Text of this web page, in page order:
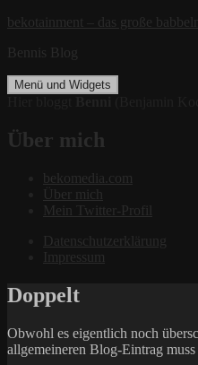
Zum
springen
bekotainment – das große babbeln
Bennis Blog
Menü und Widgets
Über mich
bekomedia.com
Über mich
Mein Twitter-Profil
Datenschutzerklärung
Impressum
Doppelt
Obwohl es eigentlich noch
allgemeineren Blog-Eintrag